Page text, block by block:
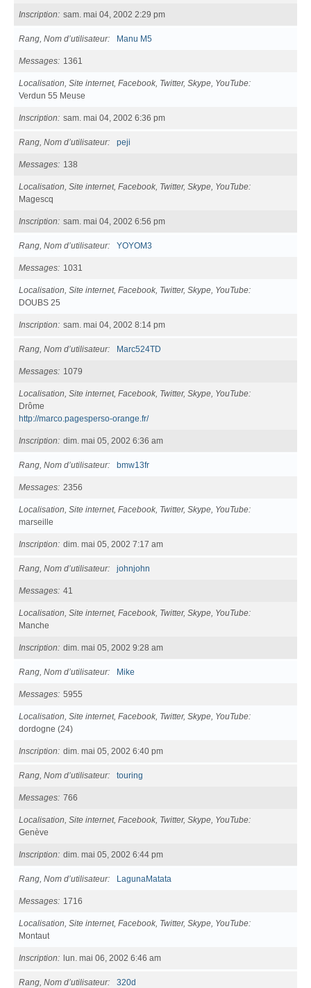
Inscription sam. mai 04, 2002 2:29 pm
Rang, Nom d’utilisateur Manu M5
Messages 1361
Localisation, Site internet, Facebook, Twitter, Skype, YouTube
Verdun 55 Meuse
Inscription sam. mai 04, 2002 6:36 pm
Rang, Nom d’utilisateur peji
Messages 138
Localisation, Site internet, Facebook, Twitter, Skype, YouTube
Magescq
Inscription sam. mai 04, 2002 6:56 pm
Rang, Nom d’utilisateur YOYOM3
Messages 1031
Localisation, Site internet, Facebook, Twitter, Skype, YouTube
DOUBS 25
Inscription sam. mai 04, 2002 8:14 pm
Rang, Nom d’utilisateur Marc524TD
Messages 1079
Localisation, Site internet, Facebook, Twitter, Skype, YouTube
Drôme
http://marco.pagesperso-orange.fr/
Inscription dim. mai 05, 2002 6:36 am
Rang, Nom d’utilisateur bmw13fr
Messages 2356
Localisation, Site internet, Facebook, Twitter, Skype, YouTube
marseille
Inscription dim. mai 05, 2002 7:17 am
Rang, Nom d’utilisateur johnjohn
Messages 41
Localisation, Site internet, Facebook, Twitter, Skype, YouTube
Manche
Inscription dim. mai 05, 2002 9:28 am
Rang, Nom d’utilisateur Mike
Messages 5955
Localisation, Site internet, Facebook, Twitter, Skype, YouTube
dordogne (24)
Inscription dim. mai 05, 2002 6:40 pm
Rang, Nom d’utilisateur touring
Messages 766
Localisation, Site internet, Facebook, Twitter, Skype, YouTube
Genève
Inscription dim. mai 05, 2002 6:44 pm
Rang, Nom d’utilisateur LagunaMatata
Messages 1716
Localisation, Site internet, Facebook, Twitter, Skype, YouTube
Montaut
Inscription lun. mai 06, 2002 6:46 am
Rang, Nom d’utilisateur 320d